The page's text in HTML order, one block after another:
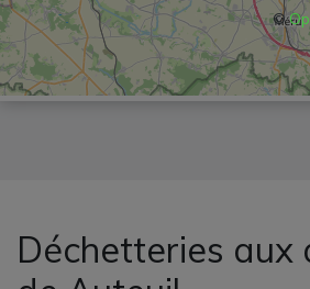
©
Déchetteries aux